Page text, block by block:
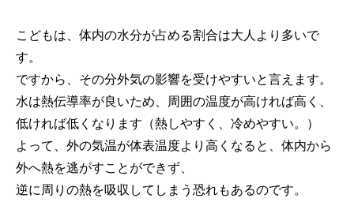
こどもは、体内の水分が占める割合は大人より多いで
す。
ですから、その分外気の影響を受けやすいと言えます。
水は熱伝導率が良いため、周囲の温度が高ければ高く、
低ければ低くなります（熱しやすく、冷めやすい。）
よって、外の気温が体表温度より高くなると、体内から
外へ熱を逃がすことができず、
逆に周りの熱を吸収してしまう恐れもあるのです。